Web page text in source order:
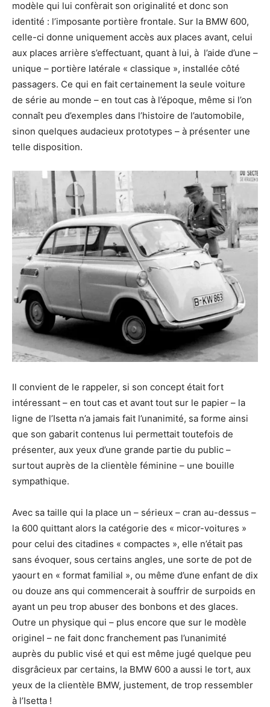
modèle qui lui confèrait son originalité et donc son
identité : l’imposante portière frontale. Sur la BMW 600,
celle-ci donne uniquement accès aux places avant, celui
aux places arrière s’effectuant, quant à lui, à l’aide d’une –
unique – portière latérale « classique », installée côté
passagers. Ce qui en fait certainement la seule voiture
de série au monde – en tout cas à l’époque, même si l’on
connaît peu d’exemples dans l’histoire de l’automobile,
sinon quelques audacieux prototypes – à présenter une
telle disposition.
Il convient de le rappeler, si son concept était fort
intéressant – en tout cas et avant tout sur le papier – la
ligne de l’Isetta n’a jamais fait l’unanimité, sa forme ainsi
que son gabarit contenus lui permettait toutefois de
présenter, aux yeux d’une grande partie du public –
surtout auprès de la clientèle féminine – une bouille
sympathique.
Avec sa taille qui la place un – sérieux – cran au-dessus –
la 600 quittant alors la catégorie des « micor-voitures »
pour celui des citadines « compactes », elle n’était pas
sans évoquer, sous certains angles, une sorte de pot de
yaourt en « format familial », ou même d’une enfant de dix
ou douze ans qui commencerait à souffrir de surpoids en
ayant un peu trop abuser des bonbons et des glaces.
Outre un physique qui – plus encore que sur le modèle
originel – ne fait donc franchement pas l’unanimité
auprès du public visé et qui est même jugé quelque peu
disgrâcieux par certains, la BMW 600 a aussi le tort, aux
yeux de la clientèle BMW, justement, de trop ressembler
à l’Isetta !